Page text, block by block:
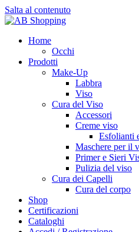
Salta al contenuto
Home
Occhi
Prodotti
Make-Up
Labbra
Viso
Cura del Viso
Accessori
Creme viso
Esfolianti
Maschere per il
Primer e Sieri
Pulizia del viso
Cura dei Capelli
Cura del corpo
Shop
Certificazioni
Cataloghi